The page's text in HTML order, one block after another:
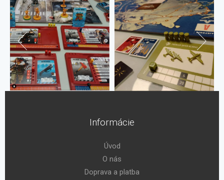
Informácie
Úvod
O nás
Doprava a platba